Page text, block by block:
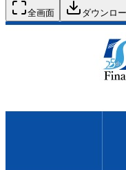
全画面 ダウンロ